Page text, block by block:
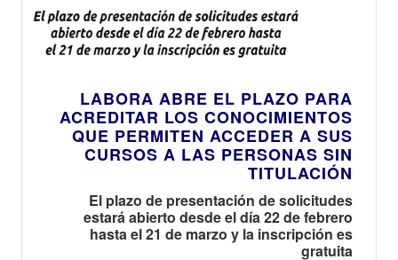
LABORA ABRE EL PLAZO PARA
ACREDITAR LOS CONOCIMIENTOS
QUE PERMITEN ACCEDER A SUS
CURSOS A LAS PERSONAS SIN
TITULACIÓN
El plazo de presentación de solicitudes
estará abierto desde el día 22 de febrero
hasta el 21 de marzo y la inscripción es
gratuita